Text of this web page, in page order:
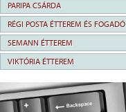
PARIPA CSÁRDA
RÉGI POSTA ÉTTEREM ÉS FOGADÓ
SEMANN ÉTTEREM
VIKTÓRIA ÉTTEREM